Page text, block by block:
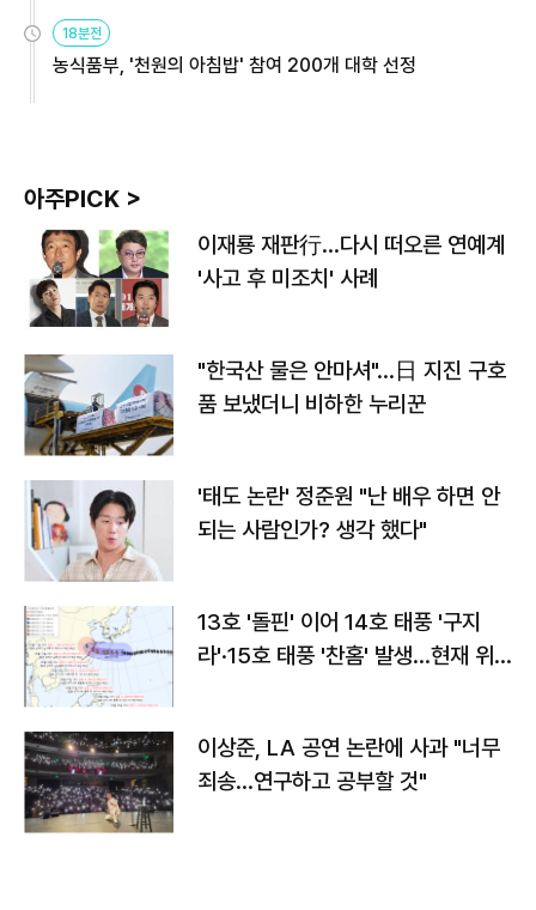
원
18분전
농식품부, '천원의 아침밥' 참여 200개 대학 선정
아주PICK >
이재룡 재판行…다시 떠오른 연예계
'사고 후 미조치' 사례
"한국산 물은 안마셔"…日 지진 구호
품 보냈더니 비하한 누리꾼
'태도 논란' 정준원 "난 배우 하면 안
되는 사람인가? 생각 했다"
13호 '돌핀' 이어 14호 태풍 '구지
라'·15호 태풍 '찬홈' 발생…현재 위
이상준, LA 공연 논란에 사과 "너무
죄송…연구하고 공부할 것"